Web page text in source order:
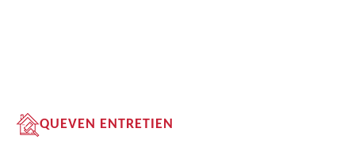
QUEVEN ENTRETIEN